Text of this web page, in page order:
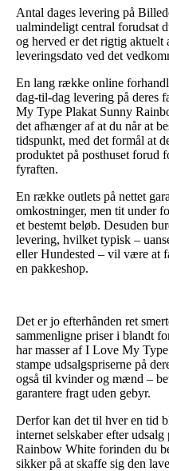
Antal dages levering på
ualmindeligt central forudsat
og herved er det rigtig aktuelt
leveringsdato ved det
En lang række online
dag-til-dag levering på deres
My Type Plakat Sunny
det afhænger af at du når at
tidspunkt, med det formål at
produktet på posthuset forud
fyraften.
En række outlets på nettet
omkostninger, men tit under
et bestemt beløb. Desuden
levering, hvilket typisk –
eller Hundested – vil være at
en pakkeshop.
Det er jo efterhånden ret
sammenligne priser i blandt
har masser af I Love My
stampe udsalgspriserne på
også til kvinder og mænd –
garantere fragt uden gebyr.
Derfor kan det til hver en tid
internet selskaber efter
Rainbow White forinden du
sikker på at skaffe sig den